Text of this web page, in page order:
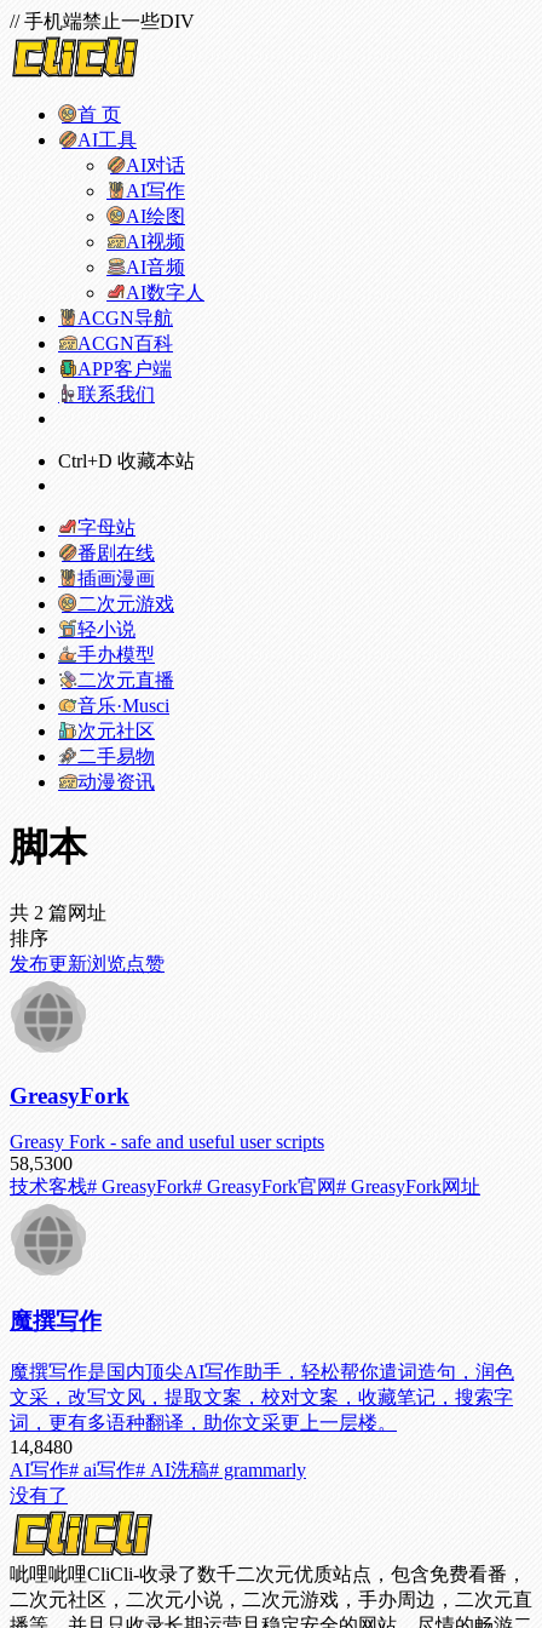
// 手机端禁止一些DIV
首 页
AI工具
AI对话
AI写作
AI绘图
AI视频
AI音频
AI数字人
ACGN导航
ACGN百科
APP客户端
联系我们
Ctrl+D 收藏本站
字母站
番剧在线
插画漫画
二次元游戏
轻小说
手办模型
二次元直播
音乐·Musci
次元社区
二手易物
动漫资讯
脚本
共 2 篇网址
排序
发布更新浏览点赞
GreasyFork
Greasy Fork - safe and useful user scripts
58,5300
技术客栈# GreasyFork# GreasyFork官网# GreasyFork网址
魔撰写作
魔撰写作是国内顶尖AI写作助手，轻松帮你遣词造句，润色
文采，改写文风，提取文案，校对文案，收藏笔记，搜索字
词，更有多语种翻译，助你文采更上一层楼。
14,8480
AI写作# ai写作# AI洗稿# grammarly
没有了
呲哩呲哩CliCli-收录了数千二次元优质站点，包含免费看番，
二次元社区，二次元小说，二次元游戏，手办周边，二次元直